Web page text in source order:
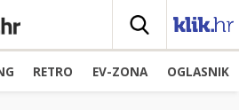
RETRO EV-ZONA OGLASNIK